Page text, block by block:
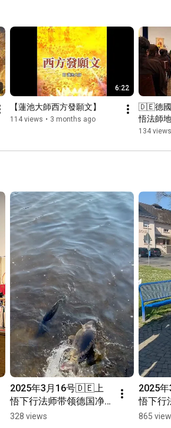
6:22
【蓮池大師西方發願文】
114 views • 3 months ago
🇩🇪德國
悟法師
因河畔
134 views
2025年3月16号🇩🇪上
悟下行法师带领德国净
宗学会师兄们放生活动
328 views
2025
悟下行
宗学会
865